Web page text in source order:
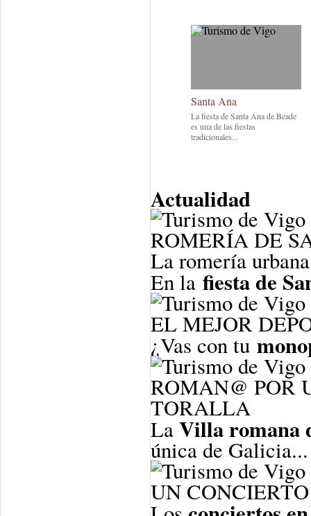
Santa Ana
La fiesta de Santa Ana de Beade
es una de las fiestas
tradicionales...
Actualidad
ROMERÍA DE
La romería
En la fiesta de
EL MEJOR
¿Vas con tu
ROMAN@
TORALLA
LaVilla romana
única de Galicia...
UN